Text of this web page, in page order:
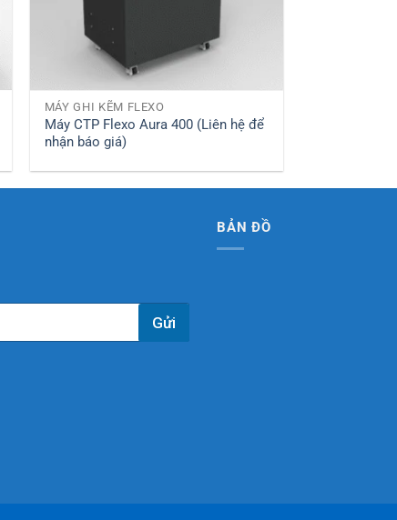
MÁY GHI KẼM FLEXO
Máy CTP Flexo Aura 400 (Liên hệ để
nhận báo giá)
Gửi
BẢN ĐỒ